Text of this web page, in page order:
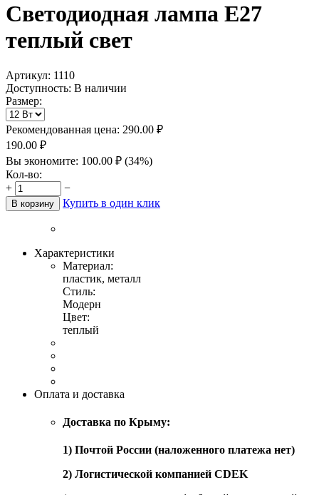
Светодиодная лампа Е27
теплый свет
Артикул: 1110
Доступность: В наличии
Размер:
Рекомендованная цена: 290.00 ₽
190.00 ₽
Вы экономите: 100.00 ₽ (34%)
Кол-во:
+
−
В корзину Купить в один клик
Характеристики
Материал:
пластик, металл
Стиль:
Модерн
Цвет:
теплый
Оплата и доставка
Доставка по Крыму:
1) Почтой России (наложенного платежа нет)
2) Логистической компанией CDEK